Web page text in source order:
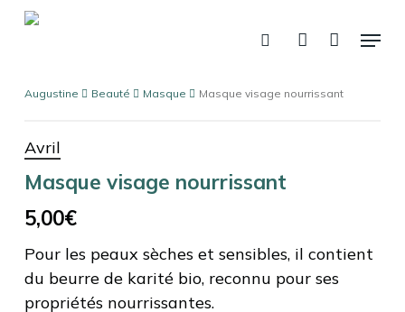
Skip
rechercheaccountMenu
Fermer
Augustine Beauté Masque Masque visage nourrissant
Avril
Masque visage nourrissant
5,00€
Pour les peaux sèches et sensibles, il contient
du beurre de karité bio, reconnu pour ses
propriétés nourrissantes.